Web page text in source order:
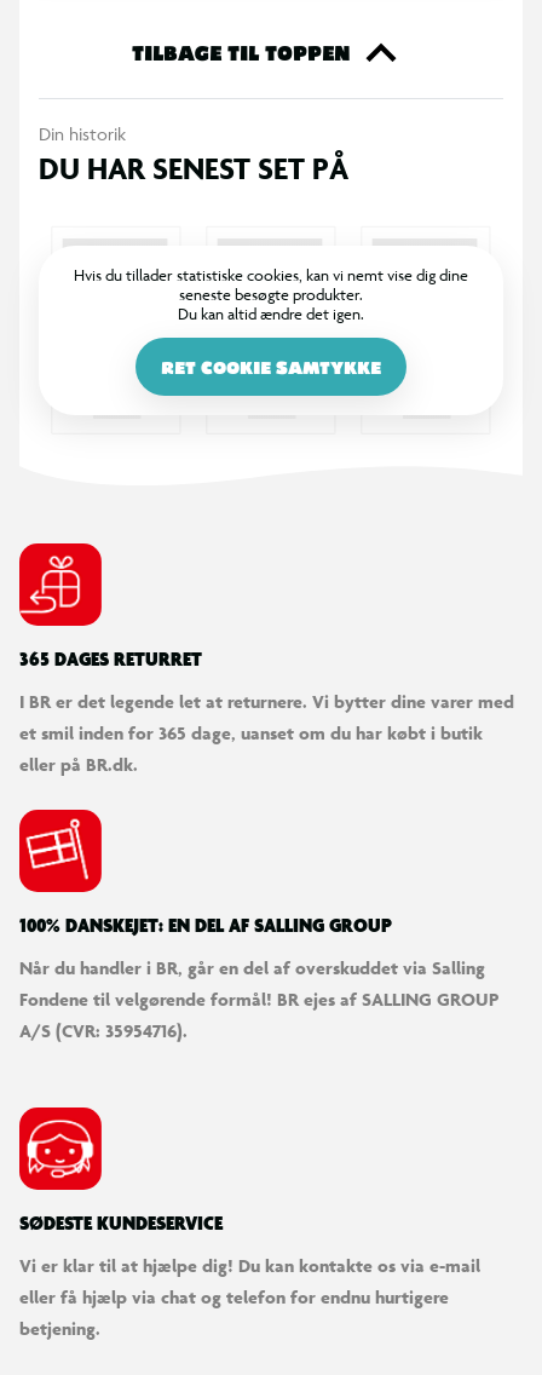
TILBAGE TIL TOPPEN
Din historik
DU HAR SENEST SET PÅ
Hvis du tillader statistiske cookies, kan vi nemt vise dig dine
seneste besøgte produkter.
Du kan altid ændre det igen.
RET COOKIE SAMTYKKE
365 DAGES RETURRET
I BR er det legende let at returnere. Vi bytter dine varer med
et smil inden for 365 dage, uanset om du har købt i butik
eller på BR.dk.
100% DANSKEJET: EN DEL AF SALLING GROUP
Når du handler i BR, går en del af overskuddet via Salling
Fondene til velgørende formål! BR ejes af SALLING GROUP
A/S (CVR: 35954716).
SØDESTE KUNDESERVICE
Vi er klar til at hjælpe dig! Du kan kontakte os via e-mail
eller få hjælp via chat og telefon for endnu hurtigere
betjening.